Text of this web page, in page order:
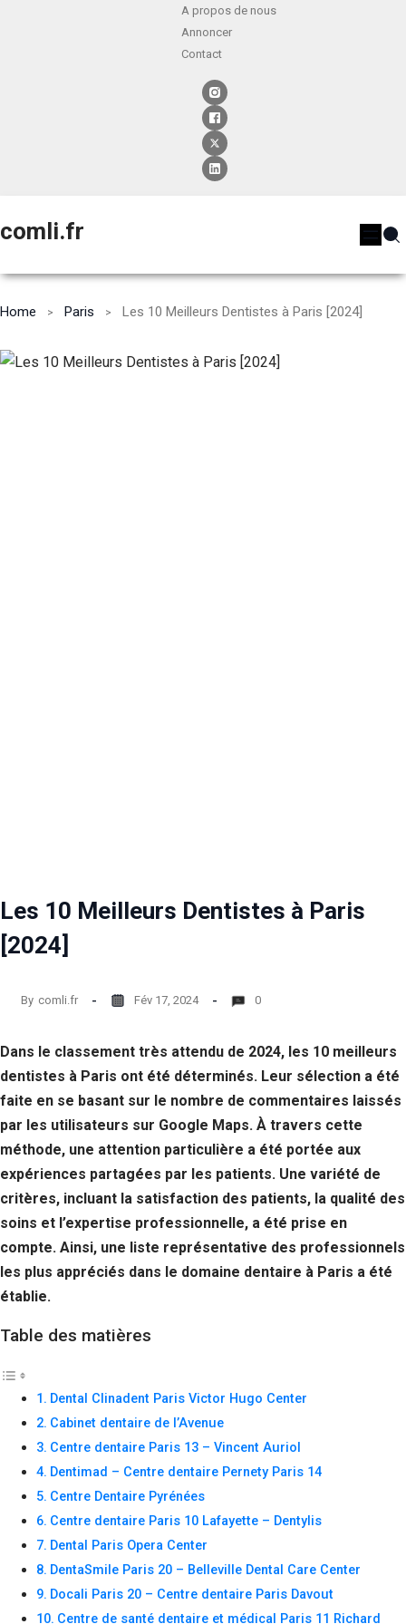
A propos de nous
Annoncer
Contact
comli.fr
Home Paris Les 10 Meilleurs Dentistes à Paris [2024]
Les 10 Meilleurs Dentistes à Paris
[2024]
By comli.fr Fév 17, 2024 0
Dans le classement très attendu de 2024, les 10 meilleurs
dentistes à Paris ont été déterminés. Leur sélection a été
faite en se basant sur le nombre de commentaires laissés
par les utilisateurs sur Google Maps. À travers cette
méthode, une attention particulière a été portée aux
expériences partagées par les patients. Une variété de
critères, incluant la satisfaction des patients, la qualité des
soins et l’expertise professionnelle, a été prise en
compte. Ainsi, une liste représentative des professionnels
les plus appréciés dans le domaine dentaire à Paris a été
établie.
Table des matières
Dental Clinadent Paris Victor Hugo Center
Cabinet dentaire de l’Avenue
Centre dentaire Paris 13 – Vincent Auriol
Dentimad – Centre dentaire Pernety Paris 14
Centre Dentaire Pyrénées
Centre dentaire Paris 10 Lafayette – Dentylis
Dental Paris Opera Center
DentaSmile Paris 20 – Belleville Dental Care Center
Docali Paris 20 – Centre dentaire Paris Davout
Centre de santé dentaire et médical Paris 11 Richard
améliorer la
et la structure
du site Web,
de la façon
utilisé.
Experience
Afin que notre
site Web
fonctionne
aussi bien que
possible lors
Si vous
refusez ces
cookies,
certaines
fonctionnalités
du site Web.
Marketing
votre intérêt et
votre
comportement
lorsque vous
visitez notre
site, vous
chances de
voir du
offres
personnalisés.